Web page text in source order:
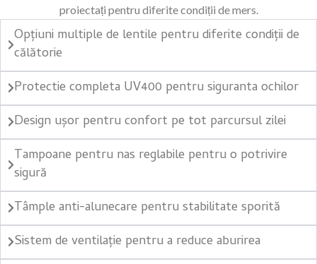
proiectați pentru diferite condiții de mers.
Opțiuni multiple de lentile pentru diferite condiții de
călătorie
Protectie completa UV400 pentru siguranta ochilor
Design ușor pentru confort pe tot parcursul zilei
Tampoane pentru nas reglabile pentru o potrivire
sigură
Tâmple anti-alunecare pentru stabilitate sporită
Sistem de ventilație pentru a reduce aburirea